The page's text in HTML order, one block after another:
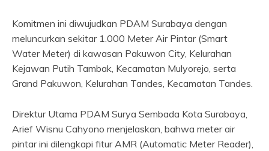
Komitmen ini diwujudkan PDAM Surabaya dengan
meluncurkan sekitar 1.000 Meter Air Pintar (Smart
Water Meter) di kawasan Pakuwon City, Kelurahan
Kejawan Putih Tambak, Kecamatan Mulyorejo, serta
Grand Pakuwon, Kelurahan Tandes, Kecamatan Tandes.
Direktur Utama PDAM Surya Sembada Kota Surabaya,
Arief Wisnu Cahyono menjelaskan, bahwa meter air
pintar ini dilengkapi fitur AMR (Automatic Meter Reader),